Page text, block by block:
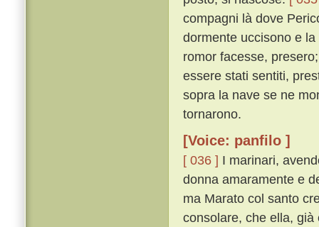
compagni là dove
dormente uccisono e
romor facesse,
essere stati sentiti,
sopra la nave se ne
tornarono.
[Voice: panfilo ]
[ 036 ] I marinari,
donna amaramente e
ma Marato col santo
consolare, che ella,